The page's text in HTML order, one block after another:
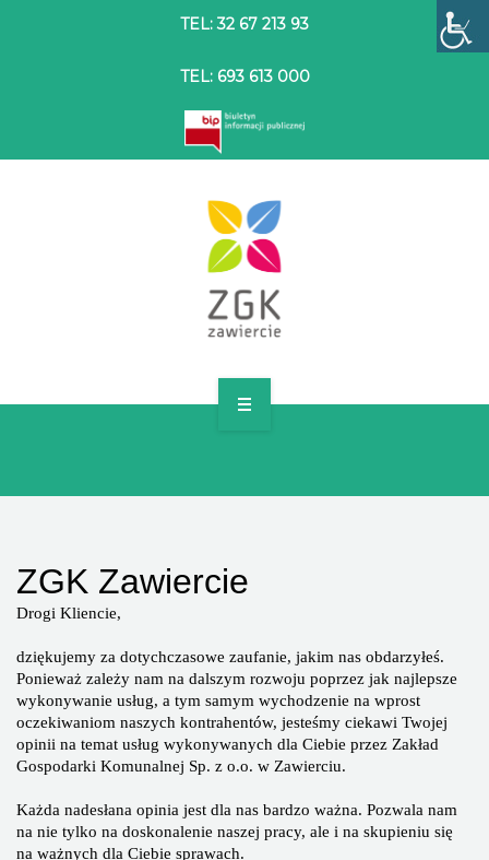
TEL: 32 67 213 93
TEL: 693 613 000
OFERTA
EDUKACJA
KONTAKT